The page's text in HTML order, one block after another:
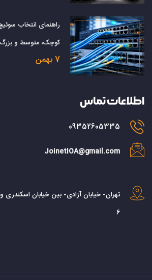
راهنمای انتخاب
کوچک، متوسط و بزرگ
7 بهمن
اطلاعات تماس
09352605335
JoinetIOA@gmail.com
6